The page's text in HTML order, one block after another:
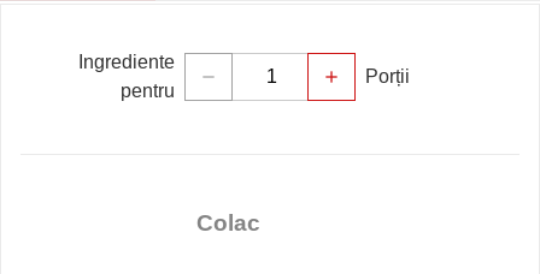
Ingrediente
pentru
remove add Porții
Colac